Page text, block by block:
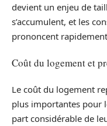
devient un enjeu de
s’accumulent, et les
prononcent
Coût du logement et
Le coût du logement
plus importantes pour
part considérable de